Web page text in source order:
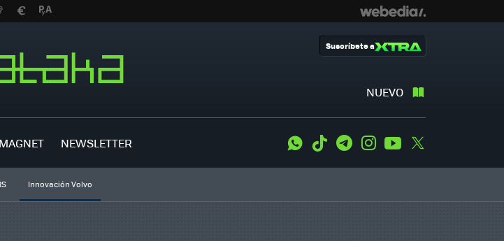
NUEVO
Suscríbete a
MAGNET NEWSLETTER WhatsApp
Tiktok TelegramInstagramYoutube
Innovación Volvo